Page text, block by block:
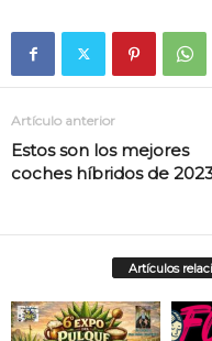
Artículo anterior
Estos son los mejores
coches híbridos de
Artículos